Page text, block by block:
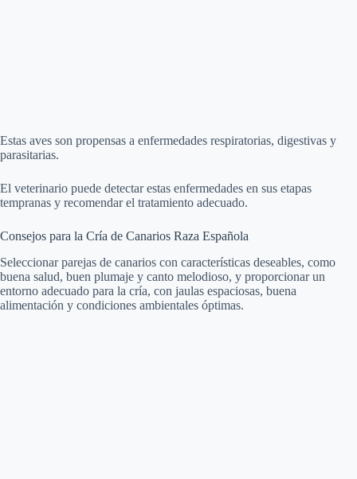
Estas aves son propensas a enfermedades respiratorias, digestivas y
parasitarias.
El veterinario puede detectar estas enfermedades en sus etapas
tempranas y recomendar el tratamiento adecuado.
Consejos para la Cría de Canarios Raza Española
Seleccionar parejas de canarios con características deseables, como
buena salud, buen plumaje y canto melodioso, y proporcionar un
entorno adecuado para la cría, con jaulas espaciosas, buena
alimentación y condiciones ambientales óptimas.